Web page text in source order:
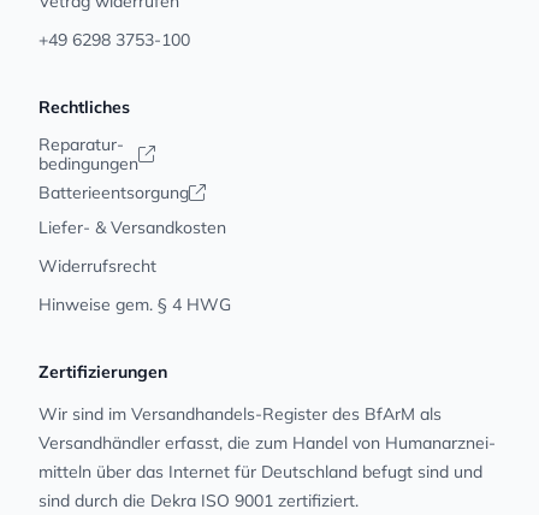
+49 6298 3753-100
Rechtliches
Reparatur-
bedingungen
Batterieentsorgung
Liefer- & Versandkosten
Widerrufsrecht
Hinweise gem. § 4 HWG
Zertifizierungen
Wir sind im Versandhandels-Register des BfArM als
Versandhändler erfasst, die zum Handel von Human­arz­nei­
mit­teln über das Internet für Deutschland befugt sind und
sind durch die Dekra ISO 9001 zertifiziert.